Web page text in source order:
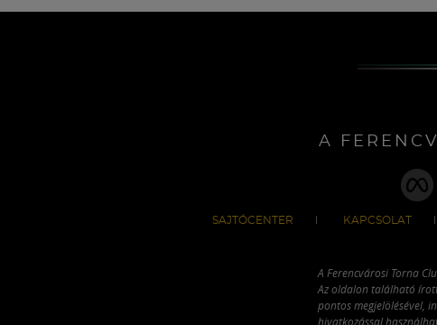
A
SAJTÓCENTER KAPCSOLAT
A Ferencvárosi Torna
Az oldalon található
pontos megjelölésével,
hivatkozással